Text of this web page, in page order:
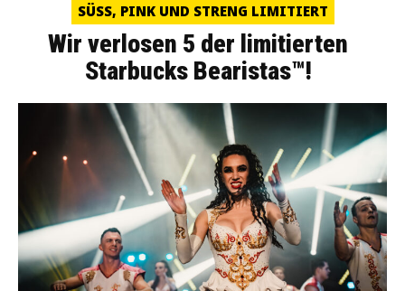
SÜSS, PINK UND STRENG LIMITIERT
Wir verlosen 5 der limitierten
Starbucks Bearistas™!